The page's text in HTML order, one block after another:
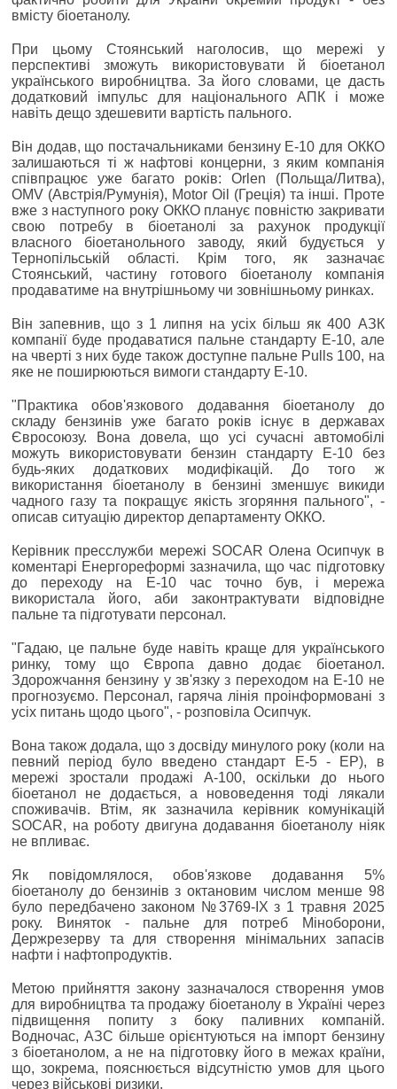
вмісту біоетанолу.
При цьому Стоянський наголосив, що мережі у
перспективі зможуть використовувати й біоетанол
українського виробництва. За його словами, це дасть
додатковий імпульс для національного АПК і може
навіть дещо здешевити вартість пального.
Він додав, що постачальниками бензину Е-10 для ОККО
залишаються ті ж нафтові концерни, з яким компанія
співпрацює уже багато років: Orlen (Польща/Литва),
OMV (Австрія/Румунія), Motor Oil (Греція) та інші. Проте
вже з наступного року ОККО планує повністю закривати
свою потребу в біоетанолі за рахунок продукції
власного біоетанольного заводу, який будується у
Тернопільській області. Крім того, як зазначає
Стоянський, частину готового біоетанолу компанія
продаватиме на внутрішньому чи зовнішньому ринках.
Він запевнив, що з 1 липня на усіх більш як 400 АЗК
компанії буде продаватися пальне стандарту Е-10, але
на чверті з них буде також доступне пальне Pulls 100, на
яке не поширюються вимоги стандарту Е-10.
"Практика обов'язкового додавання біоетанолу до
складу бензинів уже багато років існує в державах
Євросоюзу. Вона довела, що усі сучасні автомобілі
можуть використовувати бензин стандарту Е-10 без
будь-яких додаткових модифікацій. До того ж
використання біоетанолу в бензині зменшує викиди
чадного газу та покращує якість згоряння пального", -
описав ситуацію директор департаменту ОККО.
Керівник пресслужби мережі SOCAR Олена Осипчук в
коментарі Енергореформі зазначила, що час підготовку
до переходу на Е-10 час точно був, і мережа
використала його, аби законтрактувати відповідне
пальне та підготувати персонал.
"Гадаю, це пальне буде навіть краще для українського
ринку, тому що Європа давно додає біоетанол.
Здорожчання бензину у зв'язку з переходом на Е-10 не
прогнозуємо. Персонал, гаряча лінія проінформовані з
усіх питань щодо цього", - розповіла Осипчук.
Вона також додала, що з досвіду минулого року (коли на
певний період було введено стандарт Е-5 - ЕР), в
мережі зростали продажі А-100, оскільки до нього
біоетанол не додається, а нововедення тоді лякали
споживачів. Втім, як зазначила керівник комунікацій
SOCAR, на роботу двигуна додавання біоетанолу ніяк
не впливає.
Як повідомлялося, обов'язкове додавання 5%
біоетанолу до бензинів з октановим числом менше 98
було передбачено законом №3769-IX з 1 травня 2025
року. Виняток - пальне для потреб Міноборони,
Держрезерву та для створення мінімальних запасів
нафти і нафтопродуктів.
Метою прийняття закону зазначалося створення умов
для виробництва та продажу біоетанолу в Україні через
підвищення попиту з боку паливних компаній.
Водночас, АЗС більше орієнтуються на імпорт бензину
з біоетанолом, а не на підготовку його в межах країни,
що, зокрема, пояснюється відсутністю умов для цього
через військові ризики.